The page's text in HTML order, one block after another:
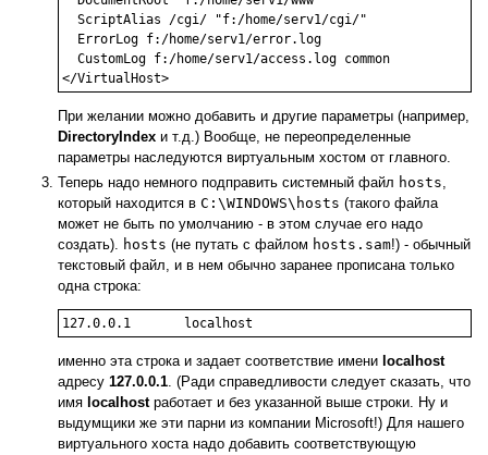
  ScriptAlias /cgi/ "f:/home/serv1/cgi/"
  ErrorLog f:/home/serv1/error.log
  CustomLog f:/home/serv1/access.log common
При желании можно добавить и другие параметры (например,
DirectoryIndex и т.д.) Вообще, не переопределенные
параметры наследуются виртуальным хостом от главного.
Теперь надо немного подправить системный файл hosts,
который находится в C:\WINDOWS\hosts (такого файла
может не быть по умолчанию - в этом случае его надо
создать). hosts (не путать с файлом hosts.sam!) - обычный
текстовый файл, и в нем обычно заранее прописана только
одна строка:
127.0.0.1       localhost
именно эта строка и задает соответствие имени localhost
адресу 127.0.0.1. (Ради справедливости следует сказать, что
имя localhostработает и без указанной выше строки. Ну и
выдумщики же эти парни из компании Microsoft!) Для нашего
виртуального хоста надо добавить соответствующую